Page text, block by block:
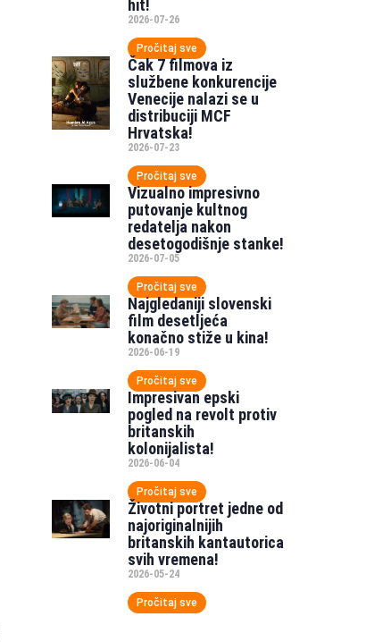
hit!
2026-07-26
Pročitaj sve
Čak 7 filmova iz
službene konkurencije
Venecije nalazi se u
distribuciji MCF
Hrvatska!
2026-07-23
Pročitaj sve
Vizualno impresivno
putovanje kultnog
redatelja nakon
desetogodišnje stanke!
2026-07-05
Pročitaj sve
Najgledaniji slovenski
film desetljeća
konačno stiže u kina!
2026-06-19
Pročitaj sve
Impresivan epski
pogled na revolt protiv
britanskih
kolonijalista!
2026-06-04
Pročitaj sve
Životni portret jedne od
najoriginalnijih
britanskih kantautorica
svih vremena!
2026-05-24
Pročitaj sve